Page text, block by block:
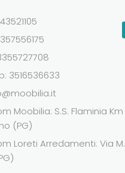
3516536633
Moobilia: S.S. Flaminia
(PG)
Loreti Arredamenti: Via